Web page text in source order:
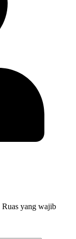
Ruas yang wajib